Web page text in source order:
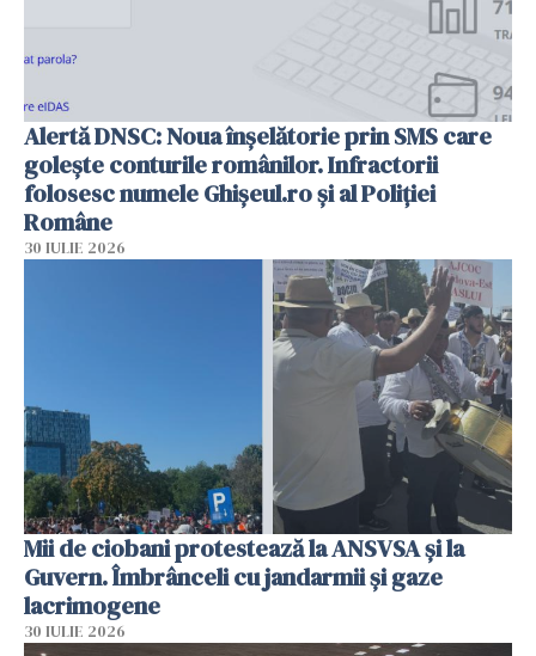
Alertă DNSC: Noua înșelătorie prin SMS care
golește conturile românilor. Infractorii
folosesc numele Ghișeul.ro și al Poliției
Române
30 IULIE 2026
Mii de ciobani protestează la ANSVSA și la
Guvern. Îmbrânceli cu jandarmii și gaze
lacrimogene
30 IULIE 2026